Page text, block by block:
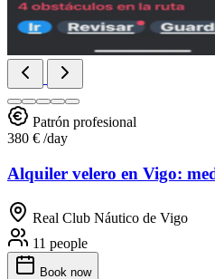
Patrón profesional
380 € /day
Alquiler velero en Vigo:
Real Club Náutico de Vigo
11 people
Book now